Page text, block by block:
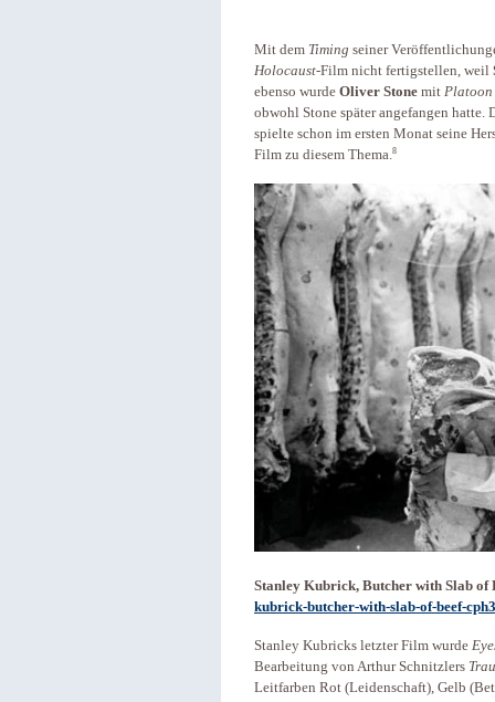
Mit dem Timing seiner
Holocaust-Film nicht fertigstellen, weil
ebenso wurde Oliver Stone mit Platoon
obwohl Stone später angefangen hatte.
spielte schon im ersten Monat seine
Film zu diesem Thema.8
Stanley Kubrick, Butcher with Slab of
kubrick-butcher-with-slab-of-beef-
Stanley Kubricks letzter Film wurde
Bearbeitung von Arthur Schnitzlers
Leitfarben Rot (Leidenschaft), Gelb